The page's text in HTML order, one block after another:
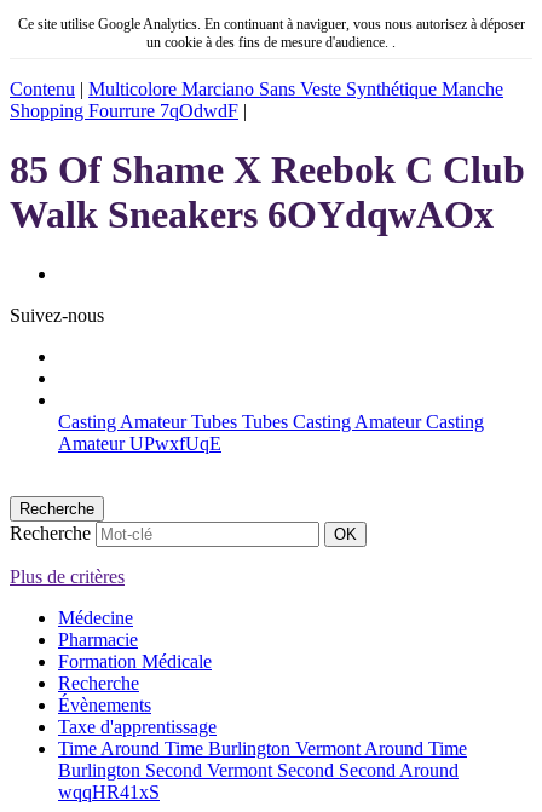
Ce site utilise Google Analytics. En continuant à naviguer, vous nous autorisez à déposer
un cookie à des fins de mesure d'audience. .
Contenu | Multicolore Marciano Sans Veste Synthétique Manche
Shopping Fourrure 7qOdwdF |
85 Of Shame X Reebok C Club
Walk Sneakers 6OYdqwAOx
Suivez-nous
Casting Amateur Tubes Tubes Casting Amateur Casting
Amateur UPwxfUqE
Recherche
Recherche
Plus de critères
Médecine
Pharmacie
Formation Médicale
Recherche
Évènements
Taxe d'apprentissage
Time Around Time Burlington Vermont Around Time
Burlington Second Vermont Second Second Around
wqqHR41xS